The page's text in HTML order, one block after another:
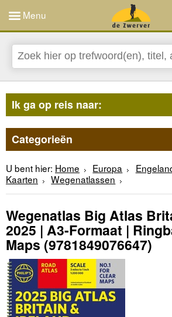
Menu
Ik ga op reis naar:
Categorieën
U bent hier: Home Europa
Kaarten
Wegenatlassen
Wegenatlas Big Atlas
2025 | A3-Formaat |
Maps(9781849076647)